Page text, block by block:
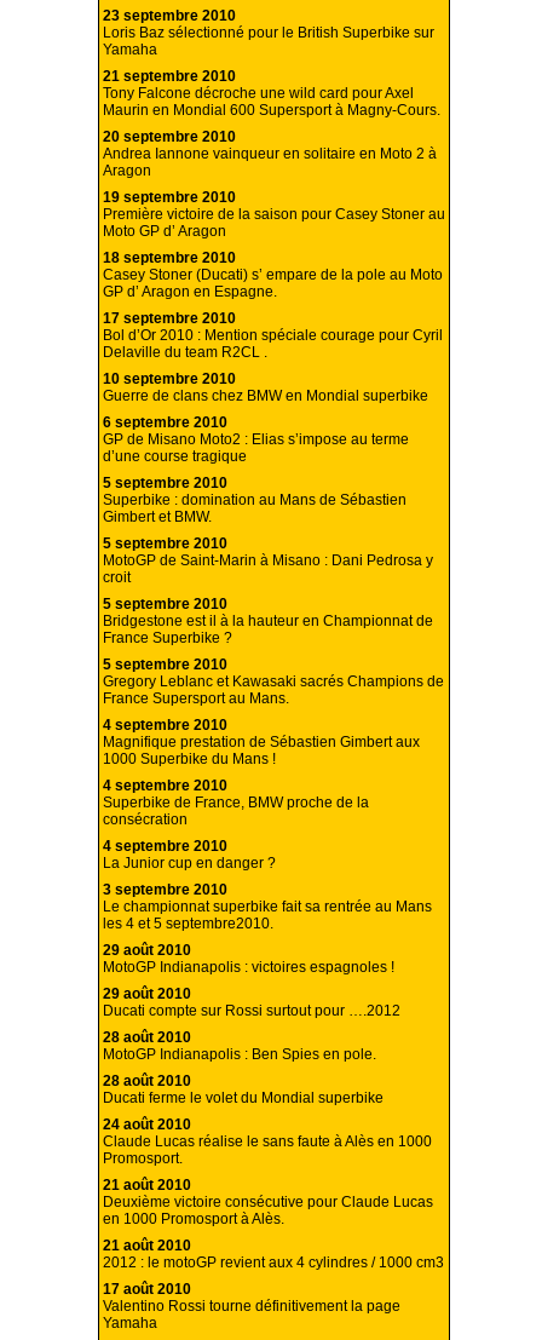
23 septembre 2010
Loris Baz sélectionné pour le British Superbike sur
Yamaha
21 septembre 2010
Tony Falcone décroche une wild card pour Axel
Maurin en Mondial 600 Supersport à Magny-Cours.
20 septembre 2010
Andrea Iannone vainqueur en solitaire en Moto 2 à
Aragon
19 septembre 2010
Première victoire de la saison pour Casey Stoner au
Moto GP d’ Aragon
18 septembre 2010
Casey Stoner (Ducati) s’ empare de la pole au Moto
GP d’ Aragon en Espagne.
17 septembre 2010
Bol d’Or 2010 : Mention spéciale courage pour Cyril
Delaville du team R2CL .
10 septembre 2010
Guerre de clans chez BMW en Mondial superbike
6 septembre 2010
GP de Misano Moto2 : Elias s’impose au terme
d’une course tragique
5 septembre 2010
Superbike : domination au Mans de Sébastien
Gimbert et BMW.
5 septembre 2010
MotoGP de Saint-Marin à Misano : Dani Pedrosa y
croit
5 septembre 2010
Bridgestone est il à la hauteur en Championnat de
France Superbike ?
5 septembre 2010
Gregory Leblanc et Kawasaki sacrés Champions de
France Supersport au Mans.
4 septembre 2010
Magnifique prestation de Sébastien Gimbert aux
1000 Superbike du Mans !
4 septembre 2010
Superbike de France, BMW proche de la
consécration
4 septembre 2010
La Junior cup en danger ?
3 septembre 2010
Le championnat superbike fait sa rentrée au Mans
les 4 et 5 septembre2010.
29 août 2010
MotoGP Indianapolis : victoires espagnoles !
29 août 2010
Ducati compte sur Rossi surtout pour ….2012
28 août 2010
MotoGP Indianapolis : Ben Spies en pole.
28 août 2010
Ducati ferme le volet du Mondial superbike
24 août 2010
Claude Lucas réalise le sans faute à Alès en 1000
Promosport.
21 août 2010
Deuxième victoire consécutive pour Claude Lucas
en 1000 Promosport à Alès.
21 août 2010
2012 : le motoGP revient aux 4 cylindres / 1000 cm3
17 août 2010
Valentino Rossi tourne définitivement la page
Yamaha